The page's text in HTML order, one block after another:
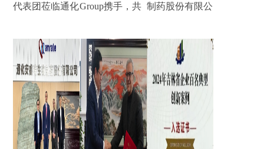
代表团莅临通化
组人白蛋白注射
液合作新篇章
Group携手，共
物制药新篇章
制药股份有限公
林省企业典型创
新案例